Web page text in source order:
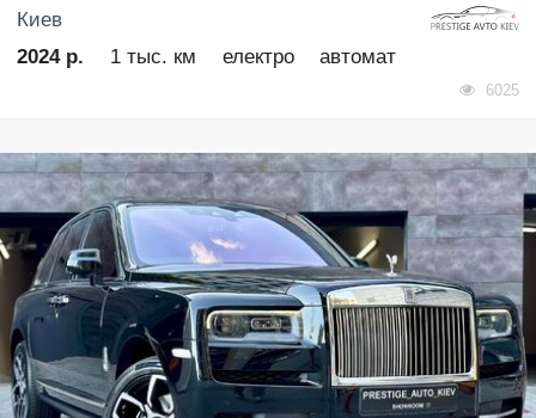
Киев
2024 р.
1 тыс. км електро автомат
6025